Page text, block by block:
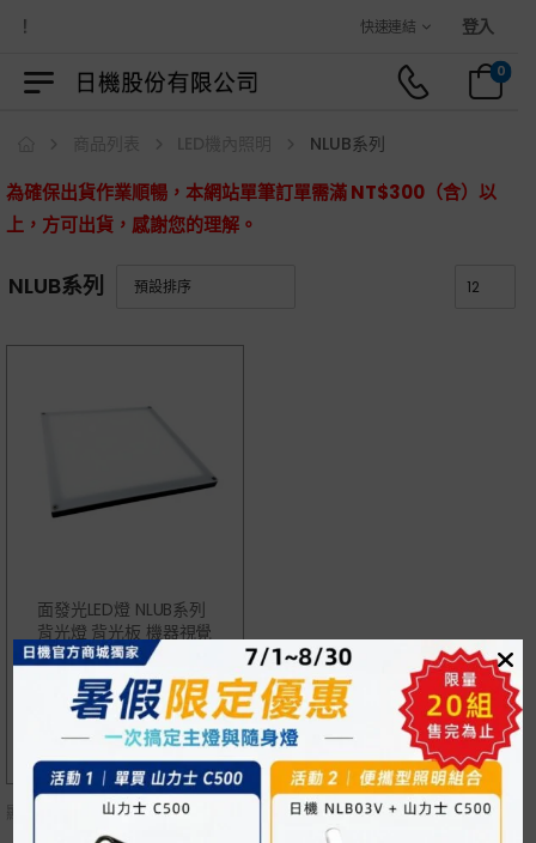
！ 快速連結 登入
0
NLUB系列
為確保出貨作業順暢，本網站單筆訂單需滿 NT$300（含）以
上，方可出貨，感謝您的理解。
NLUB系列
面發光LED燈 NLUB系列
背光燈 背光板 機器視覺
照明 檢測照明
NT$1,200
顯示單一結果